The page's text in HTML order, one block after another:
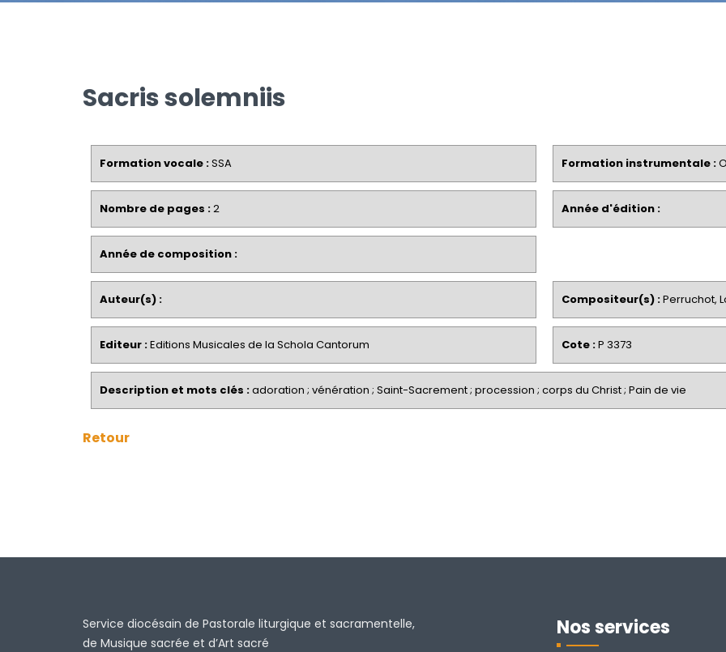
Sacris solemniis
Formation vocale :SSA Formation instrumentale :
Nombre de pages :2 Année d'édition :
Année de composition :
Auteur(s) : Compositeur(s) :Perruchot,
Editeur :Editions Musicales de la Schola Cantorum Cote :P 3373
Description et mots clés :adoration ; vénération ; Saint-Sacrement ; procession ; corps du Christ ; Pain de vie
Retour
Service diocésain de Pastorale liturgique et sacramentelle,
de Musique sacrée et d’Art sacré
Nos services